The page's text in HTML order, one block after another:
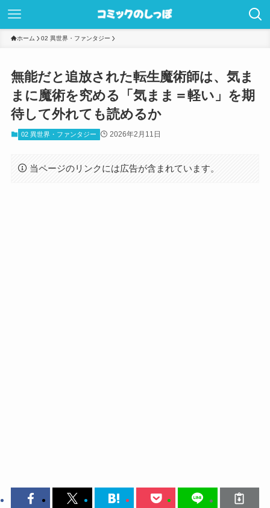
ホーム 02 異世界・ファンタジー
無能だと追放された転生魔術師は、気ま
まに魔術を究める「気まま＝軽い」を期
待して外れても読めるか
02 異世界・ファンタジー 2026年2月11日
当ページのリンクには広告が含まれています。